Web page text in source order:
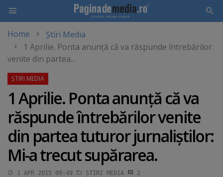
main
content
Home
Știri Media
1 Aprilie. Ponta anunţă că va răspunde întrebărilor
venite din partea...
1 Aprilie. Ponta anunţă că va
răspunde întrebărilor venite
din partea tuturor jurnaliştilor:
Mi-a trecut supărarea.
1 APR 2015 09:49 ȘTIRI MEDIA 2